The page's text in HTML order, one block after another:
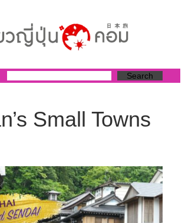
Search
Small Towns